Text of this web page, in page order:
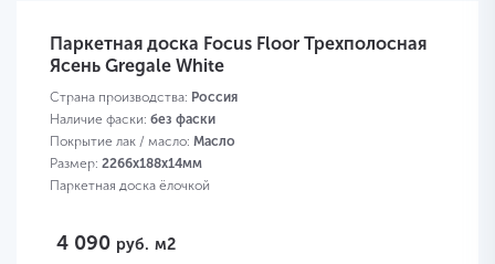
Паркетная доска Focus Floor Трехполосная
Ясень Gregale White
Страна производства: Россия
Наличие фаски: без фаски
Покрытие лак / масло: Масло
Размер: 2266х188х14мм
Паркетная доска ёлочкой
4 090 руб. м2